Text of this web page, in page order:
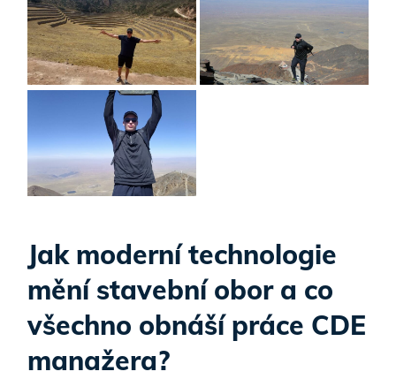
Jak moderní technologie
mění stavební obor a co
všechno obnáší práce CDE
manažera?